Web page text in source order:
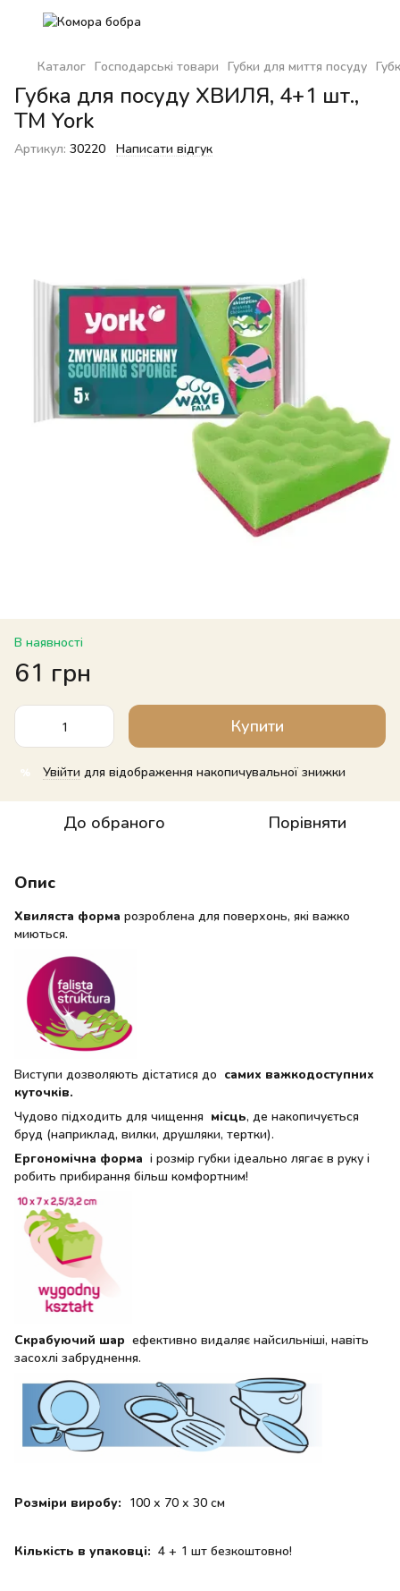
Каталог Господарські товари Губки для миття посуду
Губка для посуду ХВИЛЯ, 4+1 шт.,
TM York
Артикул: 30220 Написати відгук
В наявності
61 грн
Купити
% Увійти для відображення накопичувальної знижки
До обраного Порівняти
Опис
Хвиляста форма розроблена для поверхонь, які важко
миються.
Виступи дозволяють дістатися до самих важкодоступних
куточків.
Чудово підходить для чищення місць, де накопичується
бруд (наприклад, вилки, друшляки, тертки).
Ергономічна форма і розмір губки ідеально лягає в руку і
робить прибирання більш комфортним!
Скрабуючий шар ефективно видаляє найсильніші, навіть
засохлі забруднення.
Розміри виробу: 100 х 70 х 30 см
Кількість в упаковці: 4 + 1 шт безкоштовно!